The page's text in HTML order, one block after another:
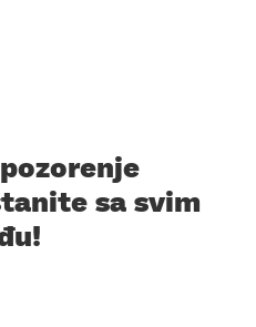
sa svim